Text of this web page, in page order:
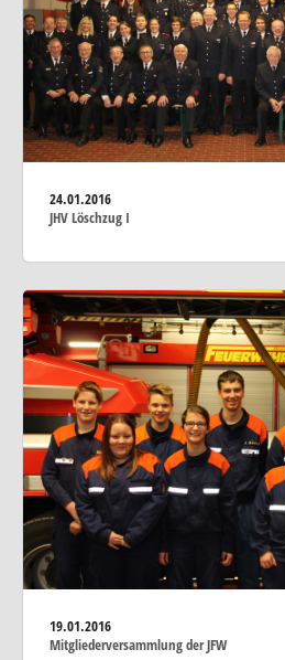
24.01.2016
JHV Löschzug I
19.01.2016
Mitgliederversammlung der JFW